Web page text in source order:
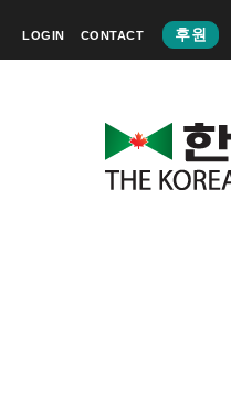
LOGIN CONTACT 후원